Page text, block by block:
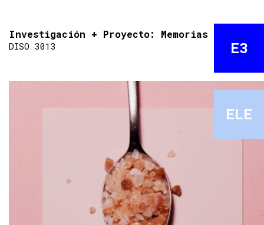
E3
Investigación + Proyecto: Memorias del agua
DISO 3013
ELE